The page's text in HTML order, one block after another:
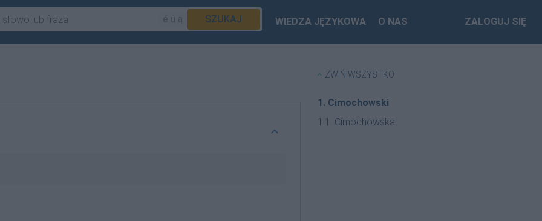
SZUKAJ WIEDZA JĘZYKOWA O NAS ZALOGUJ SIĘ
ZWIŃ WSZYSTKO
1. Cimochowski
1.1. Cimochowska